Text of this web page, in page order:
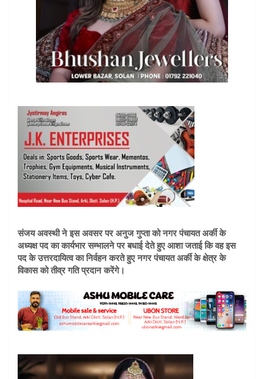
संजय अवस्थी ने इस अवसर पर अनुज गुप्ता को नगर पंचायत अर्की के
अध्यक्ष पद का कार्यभार सम्भालने पर बधाई देते हुए आशा जताई कि वह इस
पद के उत्तरदायित्व का निर्वहन करते हुए नगर पंचायत अर्की के क्षेत्र के
विकास को तीव्र गति प्रदान करेंगे।